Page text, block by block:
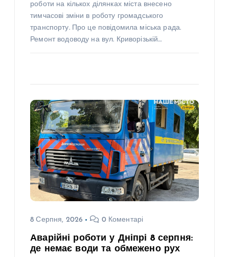
роботи на кількох ділянках міста внесено
тимчасові зміни в роботу громадського
транспорту. Про це повідомила міська рада.
Ремонт водоводу на вул. Криворізькій…
8 Серпня, 2026 0 Коментарі
Аварійні роботи у Дніпрі 8 серпня:
де немає води та обмежено рух